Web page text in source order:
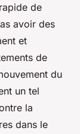
de
avoir des
et
de
du
un tel
la
dans le